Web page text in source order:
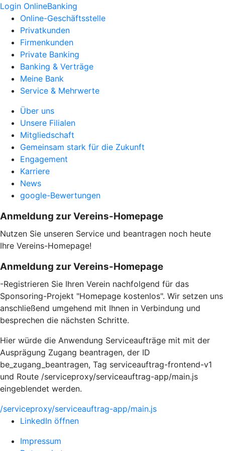
Login OnlineBanking
Online-Geschäftsstelle
Privatkunden
Firmenkunden
Private Banking
Banking & Verträge
Meine Bank
Service & Mehrwerte
Über uns
Unsere Filialen
Mitgliedschaft
Gemeinsam stark für die Zukunft
Engagement
Karriere
News
google-Bewertungen
Anmeldung zur Vereins-Homepage
Nutzen Sie unseren Service und beantragen noch heute
Ihre Vereins-Homepage!
Anmeldung zur Vereins-Homepage
-Registrieren Sie Ihren Verein nachfolgend für das
Sponsoring-Projekt "Homepage kostenlos". Wir setzen uns
anschließend umgehend mit Ihnen in Verbindung und
besprechen die nächsten Schritte.
Hier würde die Anwendung Serviceaufträge mit mit der
Ausprägung Zugang beantragen, der ID
be_zugang_beantragen, Tag serviceauftrag-frontend-v1
und Route /serviceproxy/serviceauftrag-app/main.js
eingeblendet werden.
/serviceproxy/serviceauftrag-app/main.js
LinkedIn öffnen
Impressum